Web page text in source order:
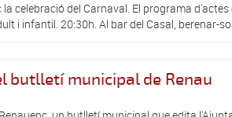
celebració del Carnaval. El programa
i infantil. 20:30h. Al bar del Casal, berenar-
butlletí municipal de Renau